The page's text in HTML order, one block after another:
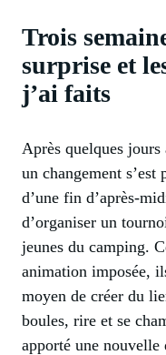
Trois
surprise et
j’ai faits
Après quelques jours
un changement
d’une fin d’après-
d’organiser un
jeunes du camping.
animation imposée,
moyen de créer du
boules, rire et se
apporté une